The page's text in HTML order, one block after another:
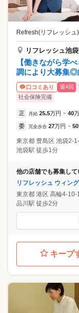
Refresh(リフレッシュ)
リフレッシュ池
【働きながら学
調により大募集◎
口コミあり 週4回
社会保険完備
正 月給 25.5万円 ~ 40
委 完全歩合 27万円 ~ 50
東京都 豊島区 池袋2-
池袋駅 徒歩1分
他の店舗でも募集して
リフレッシュ ウィン
東京都 港区 高輪4-10-
品川駅 徒歩2分
キープ